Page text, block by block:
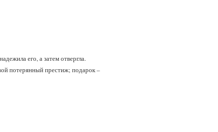
его, а затем отвергла.
потерянный престиж; подарок –